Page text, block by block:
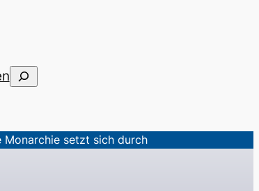
Suchen
Monarchie setzt sich durch